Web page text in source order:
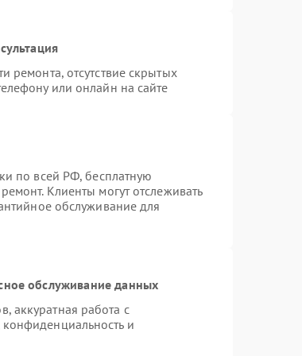
ремонта, отсутствие скрытых
или онлайн на сайте
по всей РФ, бесплатную
Клиенты могут отслеживать
обслуживание для
обслуживание данных
аккуратная работа с
и